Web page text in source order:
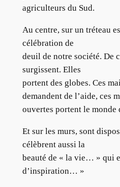
agriculteurs du Sud.
Au centre, sur un tréteau
célébration de
deuil de notre société. De
surgissent. Elles
portent des globes. Ces
demandent de l’aide, ces
ouvertes portent le monde
Et sur les murs, sont
célèbrent aussi la
beauté de « la vie… » qui
d’inspiration… »